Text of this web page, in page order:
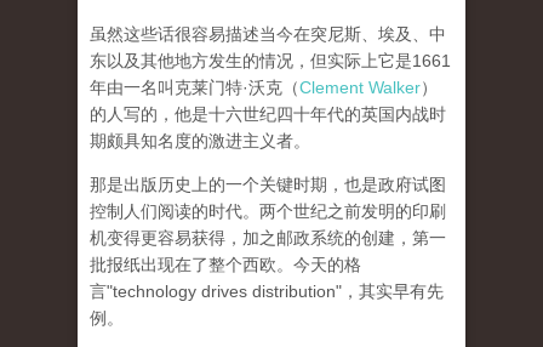
虽然这些话很容易描述当今在突尼斯、埃及、中
东以及其他地方发生的情况，但实际上它是1661
年由一名叫克莱门特·沃克（Clement Walker）
的人写的，他是十六世纪四十年代的英国内战时
期颇具知名度的激进主义者。
那是出版历史上的一个关键时期，也是政府试图
控制人们阅读的时代。两个世纪之前发明的印刷
机变得更容易获得，加之邮政系统的创建，第一
批报纸出现在了整个西欧。今天的格
言"technology drives dis­tribution"，其实早有先
例。